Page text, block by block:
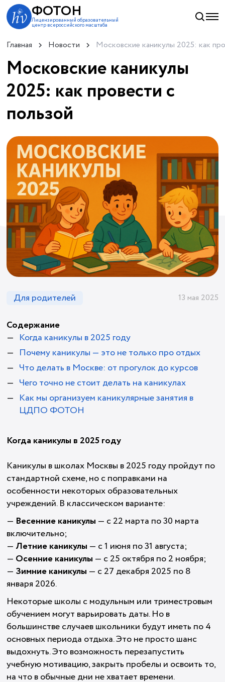
ФОТОН
Лицензированный образовательный
центр всероссийского масштаба
Главная Новости Московские каникулы 2025: как
Московские каникулы
2025: как провести с
пользой
Для родителей 13 мая 2025
Содержание
Когда каникулы в 2025 году
Почему каникулы — это не только про отдых
Что делать в Москве: от прогулок до курсов
Чего точно не стоит делать на каникулах
Как мы организуем каникулярные занятия в
ЦДПО ФОТОН
Когда каникулы в 2025 году
Каникулы в школах Москвы в 2025 году пройдут по
стандартной схеме, но с поправками на
особенности некоторых образовательных
учреждений. В классическом варианте:
— Весенние каникулы — с 22 марта по 30 марта
включительно;
— Летние каникулы — с 1 июня по 31 августа;
— Осенние каникулы — с 25 октября по 2 ноября;
— Зимние каникулы — с 27 декабря 2025 по 8
января 2026.
Некоторые школы с модульным или триместровым
обучением могут варьировать даты. Но в
большинстве случаев школьники будут иметь по 4
основных периода отдыха. Это не просто шанс
выдохнуть. Это возможность перезапустить
учебную мотивацию, закрыть пробелы и освоить то,
на что в обычные дни не хватает времени.